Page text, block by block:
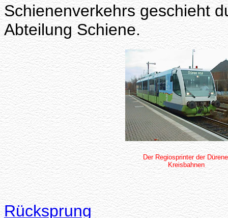
Schienenverkehrs geschieht
Abteilung Schiene.
Der Regiosprinter der
Kreisbahnen
Rücksprung